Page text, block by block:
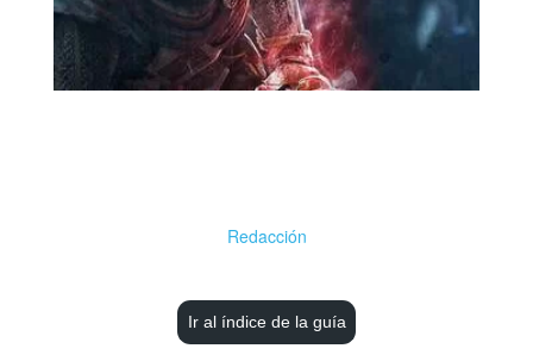
Redacción
Ir al índice de la guía